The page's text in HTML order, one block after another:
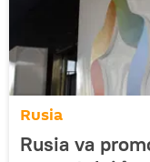
Rusia
Rusia va